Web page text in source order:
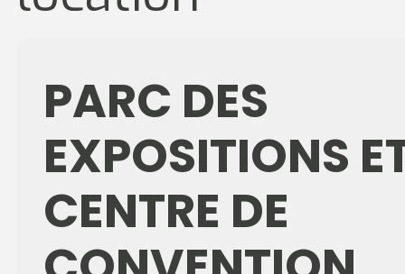
PARC DES
EXPOSITIONS
CENTRE DE